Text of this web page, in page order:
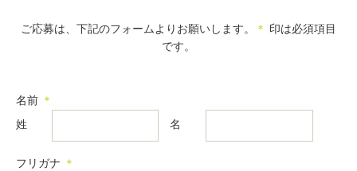
ご応募は、下記のフォームよりお願いします。 ＊ 印は必須項目
です。
名前 ＊
姓
名
フリガナ ＊